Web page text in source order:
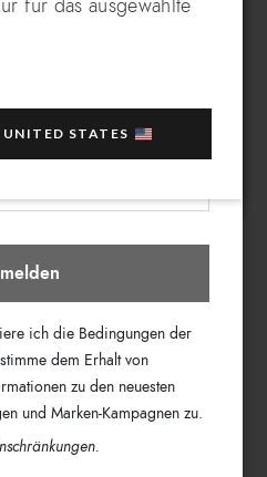
Tu Style
Sie versenden?
auswählen Italia
an und erhalte
Sale-Artikel!
ich die Bedingungen der
dem Erhalt von
zu den neuesten
und Marken-Kampagnen zu.
für das ausgewählte
STATES